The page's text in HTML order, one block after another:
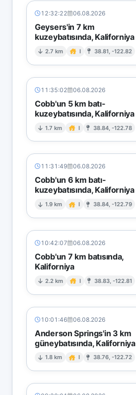
12:32:22 06.08.2026
Geysers'in 7 km
kuzeybatısında, Kaliforniya
2.7 km I 38.81, -122.82
11:35:02 06.08.2026
Cobb'un 5 km batı-
kuzeybatısında, Kaliforniya
1.7 km I 38.84, -122.78
11:31:49 06.08.2026
Cobb'un 6 km batı-
kuzeybatısında, Kaliforniya
1.9 km I 38.84, -122.79
10:42:07 06.08.2026
Cobb'un 7 km batısında,
Kaliforniya
2.2 km I 38.83, -122.81
10:01:46 06.08.2026
Anderson Springs'in 3 km
güneybatısında, Kaliforniya
1.8 km I 38.76, -122.72